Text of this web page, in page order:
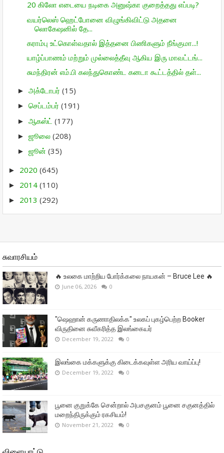
20 கிலோ எடையை நடிகை அனுஷ்கா குறைத்தது எப்படி?
வயர்லெஸ் ஹெட்போனை விழுங்கிவிட்டு அதனை
லொகேஷனில் தே...
கராம்பு உட்கொள்வதால் இத்தனை பிணிகளும் நீங்குமா...!
யாழ்ப்பாணம் மற்றும் முல்லைத்தீவு ஆகிய இரு மாவட்டங்...
சுமந்திரன் எம்.பி கலந்துகொண்ட கனடா கூட்டத்தில் தள்...
► அக்டோபர் (15)
► செப்டம்பர் (191)
► ஆகஸ்ட் (177)
► ஜூலை (208)
► ஜூன் (35)
► 2020 (645)
► 2014 (110)
► 2013 (292)
சுவாரசியம்
🔥 உலகை மாற்றிய போர்க்கலை நாயகன் – Bruce Lee 🔥
June 06, 2026 0
"ஷெஹான் கருணாதிலக்க" உலகப் புகழ்பெற்ற Booker
விருதினை சுவீகரித்த இலங்கையர்
December 19, 2022 0
இலங்கை மக்களுக்கு கிடைக்கவுள்ள அரிய வாய்ப்பு!
December 19, 2022 0
பூனை குறுக்கே சென்றால் அபசகுனம் பூனை சகுனத்தில்
மறைந்திருக்கும் ரகசியம்!
November 21, 2022 0